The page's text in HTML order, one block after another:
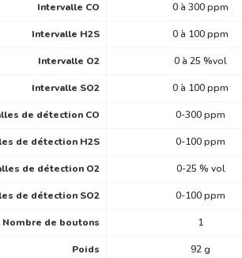
Intervalle CO 0 à 300 ppm
Intervalle H2S 0 à 100 ppm
Intervalle O2 0 à 25 %vol
Intervalle SO2 0 à 100 ppm
de détection CO 0-300 ppm
de détection H2S 0-100 ppm
de détection O2 0-25 % vol
de détection SO2 0-100 ppm
Nombre de boutons 1
Poids 92 g